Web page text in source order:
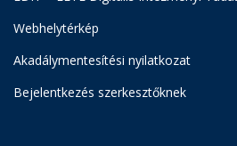
Webhelytérkép
Akadálymentesítési nyilatkozat
Bejelentkezés szerkesztőknek